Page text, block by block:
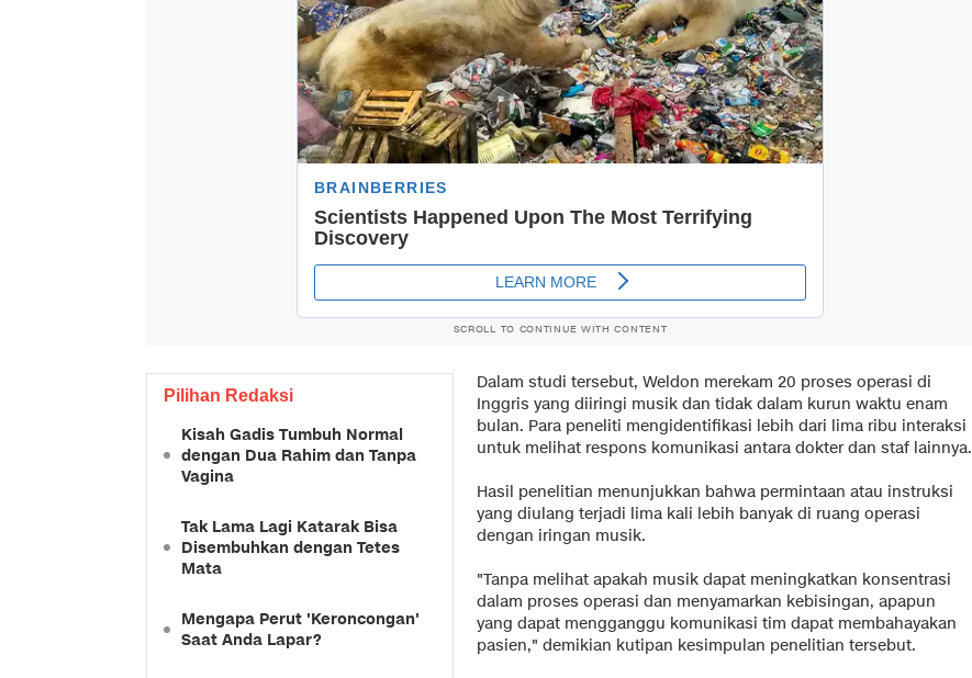
SCROLL TO CONTINUE WITH CONTENT
Pilihan Redaksi
Kisah Gadis Tumbuh Normal
dengan Dua Rahim dan Tanpa
Vagina
Tak Lama Lagi Katarak Bisa
Disembuhkan dengan Tetes
Mata
Mengapa Perut 'Keroncongan'
Saat Anda Lapar?
Dalam studi tersebut, Weldon merekam 20 proses operasi di
Inggris yang diiringi musik dan tidak dalam kurun waktu enam
bulan. Para peneliti mengidentifikasi lebih dari lima ribu interaksi
untuk melihat respons komunikasi antara dokter dan staf lainnya.
Hasil penelitian menunjukkan bahwa permintaan atau instruksi
yang diulang terjadi lima kali lebih banyak di ruang operasi
dengan iringan musik.
"Tanpa melihat apakah musik dapat meningkatkan konsentrasi
dalam proses operasi dan menyamarkan kebisingan, apapun
yang dapat mengganggu komunikasi tim dapat membahayakan
pasien," demikian kutipan kesimpulan penelitian tersebut.